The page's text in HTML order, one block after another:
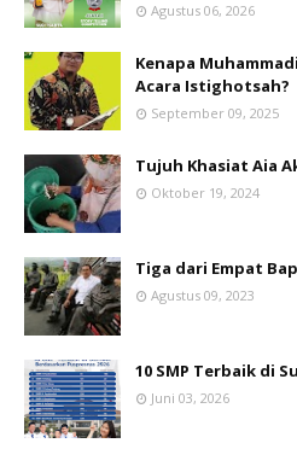
Agustus 06, 2026
Kenapa
Acara Istighotsah?
September 09, 2025
Tujuh Khasiat Aia
Oktober 19, 2024
Tiga dari Empat
Agustus 09, 2023
10 SMP Terbaik di
Juni 03, 2026